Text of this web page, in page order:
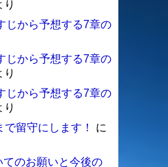
り
じから予想する7章の
じから予想する7章の
り
じから予想する7章の
り
で留守にします！
に
てのお願いと今後の